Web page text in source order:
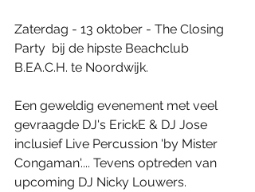
Zaterdag - 13 oktober - The Closing
Party  bij de hipste Beachclub
B.EA.C.H. te Noordwijk.
Een geweldig evenement met veel
gevraagde DJ's ErickE & DJ Jose
inclusief Live Percussion 'by Mister
Congaman'.... Tevens optreden van
upcoming DJ Nicky Louwers.